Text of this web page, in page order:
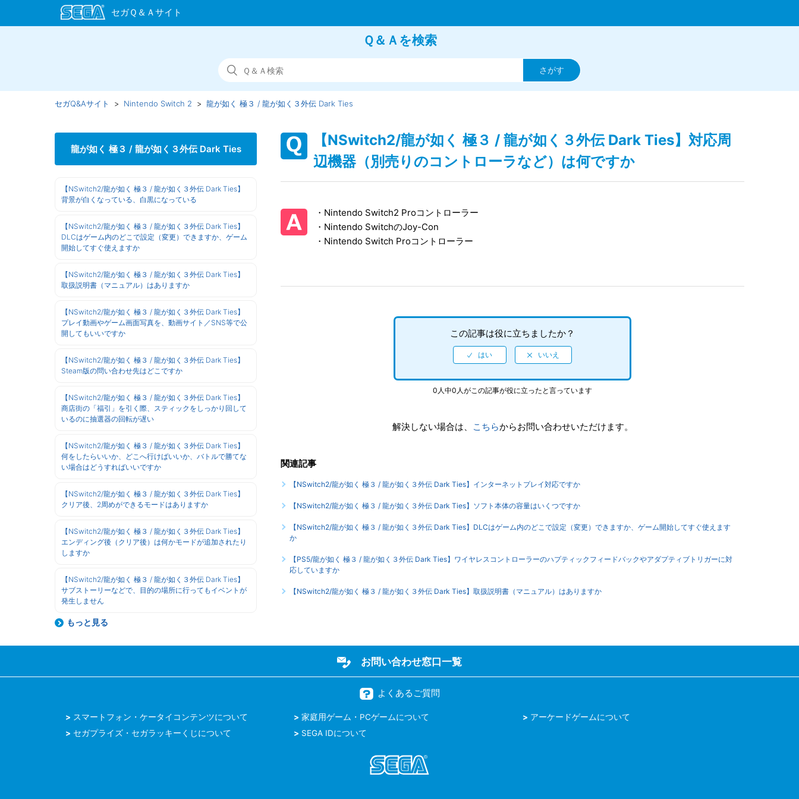
Ｑ＆Ａを検索
セガQ&Aサイト Nintendo Switch 2 龍が如く 極３ / 龍が如く３外伝 Dark Ties
龍が如く 極３ / 龍が如く３外伝 Dark Ties
【NSwitch2/龍が如く 極３ / 龍が如く３外伝 Dark Ties】
背景が白くなっている、白黒になっている
【NSwitch2/龍が如く 極３ / 龍が如く３外伝 Dark Ties】
DLCはゲーム内のどこで設定（変更）できますか、ゲーム
開始してすぐ使えますか
【NSwitch2/龍が如く 極３ / 龍が如く３外伝 Dark Ties】
取扱説明書（マニュアル）はありますか
【NSwitch2/龍が如く 極３ / 龍が如く３外伝 Dark Ties】
プレイ動画やゲーム画面写真を、動画サイト／SNS等で公
開してもいいですか
【NSwitch2/龍が如く 極３ / 龍が如く３外伝 Dark Ties】
Steam版の問い合わせ先はどこですか
【NSwitch2/龍が如く 極３ / 龍が如く３外伝 Dark Ties】
商店街の「福引」を引く際、スティックをしっかり回して
いるのに抽選器の回転が遅い
【NSwitch2/龍が如く 極３ / 龍が如く３外伝 Dark Ties】
何をしたらいいか、どこへ行けばいいか、バトルで勝てな
い場合はどうすればいいですか
【NSwitch2/龍が如く 極３ / 龍が如く３外伝 Dark Ties】
クリア後、2周めができるモードはありますか
【NSwitch2/龍が如く 極３ / 龍が如く３外伝 Dark Ties】
エンディング後（クリア後）は何かモードが追加されたり
しますか
【NSwitch2/龍が如く 極３ / 龍が如く３外伝 Dark Ties】
サブストーリーなどで、目的の場所に行ってもイベントが
発生しません
もっと見る
【NSwitch2/龍が如く 極３ / 龍が如く３外伝 Dark Ties】対応周
辺機器（別売りのコントローラなど）は何ですか
・Nintendo Switch2 Proコントローラー
・Nintendo SwitchのJoy-Con
・Nintendo Switch Proコントローラー
この記事は役に立ちましたか？
0人中0人がこの記事が役に立ったと言っています
解決しない場合は、 こちらからお問い合わせいただけます。
関連記事
【NSwitch2/龍が如く 極３ / 龍が如く３外伝 Dark Ties】インターネットプレイ対応ですか
【NSwitch2/龍が如く 極３ / 龍が如く３外伝 Dark Ties】ソフト本体の容量はいくつですか
【NSwitch2/龍が如く 極３ / 龍が如く３外伝 Dark Ties】DLCはゲーム内のどこで設定（変更）できますか、ゲーム開始してすぐ使えます
か
【PS5/龍が如く 極３ / 龍が如く３外伝 Dark Ties】ワイヤレスコントローラーのハプティックフィードバックやアダプティブトリガーに対
応していますか
【NSwitch2/龍が如く 極３ / 龍が如く３外伝 Dark Ties】取扱説明書（マニュアル）はありますか
お問い合わせ窓口一覧
よくあるご質問
スマートフォン・ケータイコンテンツについて 家庭用ゲーム・PCゲームについて
アーケードゲームについて
セガプライズ・セガラッキーくじについて
SEGA IDについて